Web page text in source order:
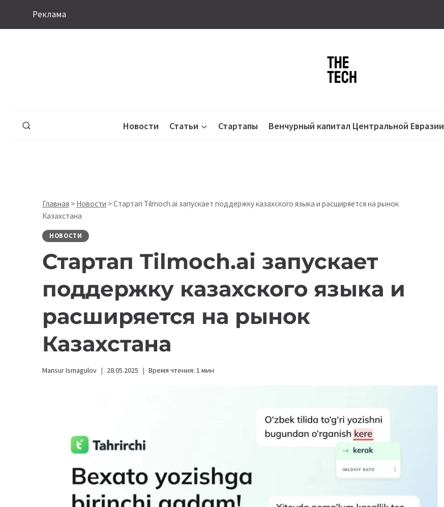
Реклама
Новости Статьи Стартапы Венчурный капитал Центральной Евразии
Главная > Новости >Стартап Tilmoch.ai запускает поддержку казахского языка и расширяется на рынок
Казахстана
НОВОСТИ
Стартап Tilmoch.ai запускает
поддержку казахского языка и
расширяется на рынок
Казахстана
Mansur Ismagulov 28.05.2025 Время чтения: 1 мин